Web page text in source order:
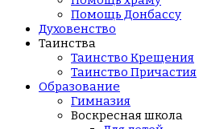
Помощь Донбассу
Духовенство
Таинства
Таинство Крещения
Таинство Причастия
Образование
Гимназия
Воскресная школа